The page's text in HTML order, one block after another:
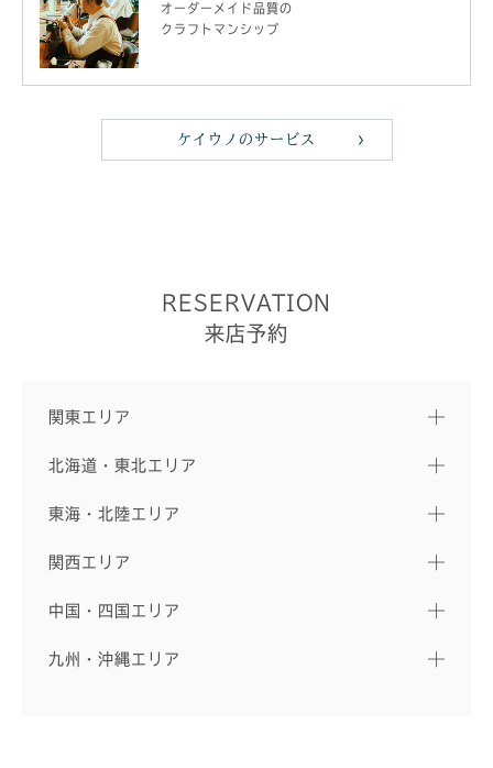
オーダーメイド品質の
クラフトマンシップ
ケイウノのサービス
RESERVATION
来店予約
関東エリア
北海道・東北エリア
東海・北陸エリア
関西エリア
中国・四国エリア
九州・沖縄エリア